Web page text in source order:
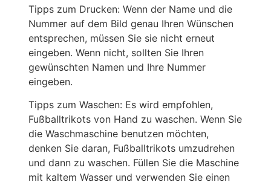
Tipps zum Drucken: Wenn der Name und die
Nummer auf dem Bild genau Ihren Wünschen
entsprechen, müssen Sie sie nicht erneut
eingeben. Wenn nicht, sollten Sie Ihren
gewünschten Namen und Ihre Nummer
eingeben.
Tipps zum Waschen: Es wird empfohlen,
Fußballtrikots von Hand zu waschen. Wenn Sie
die Waschmaschine benutzen möchten,
denken Sie daran, Fußballtrikots umzudrehen
und dann zu waschen. Füllen Sie die Maschine
mit kaltem Wasser und verwenden Sie einen